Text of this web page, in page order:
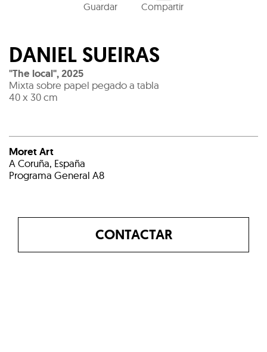
Guardar Compartir
DANIEL SUEIRAS
"The local",2025
Mixta sobre papel pegado a tabla
40 x 30 cm
Moret Art
A Coruña, España
Programa General A8
CONTACTAR